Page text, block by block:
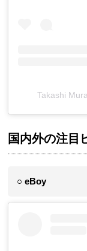
Takashi
国内外の注目
○ eBoy